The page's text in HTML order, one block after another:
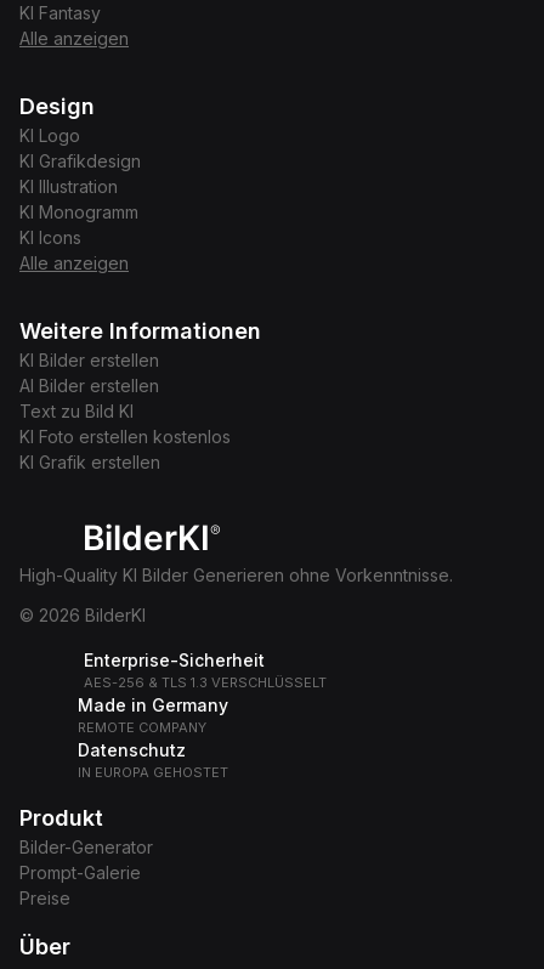
KI Fantasy
Alle anzeigen
Design
KI Logo
KI Grafikdesign
KI
Illustration
KI Monogramm
KI
Icons
Alle anzeigen
Weitere Informationen
KI Bilder erstellen
AI Bilder erstellen
Text zu Bild KI
KI Foto erstellen kostenlos
KI Grafik erstellen
BilderKI®
High-Quality KI Bilder Generieren ohne Vorkenntnisse.
© 2026 BilderKI
Enterprise-Sicherheit
AES-256 & TLS 1.3 VERSCHLÜSSELT
Made in Germany
REMOTE COMPANY
Datenschutz
IN EUROPA GEHOSTET
Produkt
Bilder-Generator
Prompt-Galerie
Preise
Über